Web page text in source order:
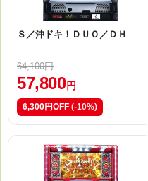
Ｓ／沖ドキ！ＤＵＯ／ＤＨ
64,100円
57,800 円
6,300円OFF (-10%)